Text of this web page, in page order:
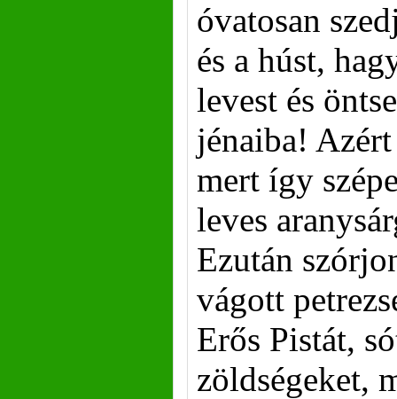
óvatosan
és a húst,
levest és
jénaiba!
mert így
leves
Ezután
vágott
Erős Pistát,
zöldségeket,